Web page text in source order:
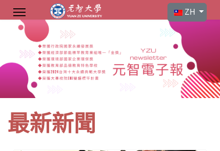
選擇你的語言
ZH
最新新聞